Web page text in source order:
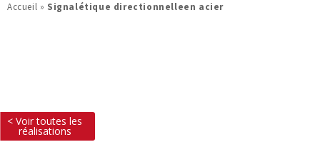
Accueil » Signalétique directionnelleen acier
< Voir toutes les
réalisations